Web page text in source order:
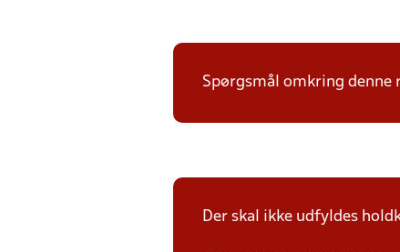
Spørgsmål omkring
Der skal ikke udfyldes